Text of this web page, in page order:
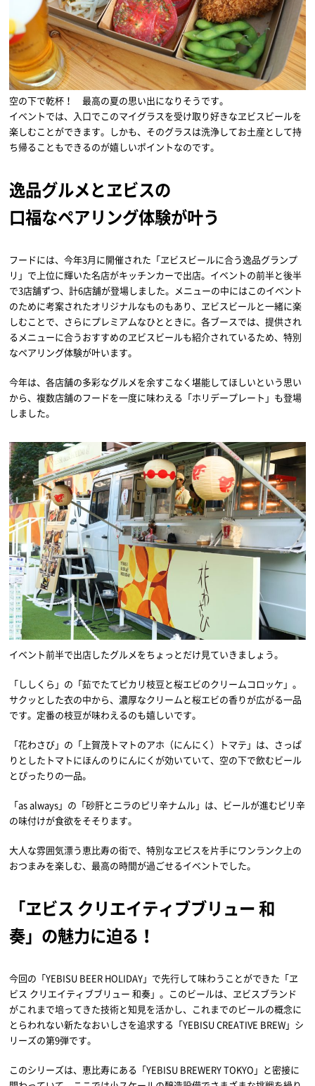
空の下で乾杯！ 最高の夏の思い出になりそうです。
イベントでは、入口でこのマイグラスを受け取り好きなヱビスビールを
楽しむことができます。しかも、そのグラスは洗浄してお土産として持
ち帰ることもできるのが嬉しいポイントなのです。
逸品グルメとヱビスの
口福なペアリング体験が叶う
フードには、今年3月に開催された「ヱビスビールに合う逸品グランプ
リ」で上位に輝いた名店がキッチンカーで出店。イベントの前半と後半
で3店舗ずつ、計6店舗が登場しました。メニューの中にはこのイベント
のために考案されたオリジナルなものもあり、ヱビスビールと一緒に楽
しむことで、さらにプレミアムなひとときに。各ブースでは、提供され
るメニューに合うおすすめのヱビスビールも紹介されているため、特別
なペアリング体験が叶います。
今年は、各店舗の多彩なグルメを余すこなく堪能してほしいという思い
から、複数店舗のフードを一度に味わえる「ホリデープレート」も登場
しました。
イベント前半で出店したグルメをちょっとだけ見ていきましょう。
「ししくら」の「茹でたてピカリ枝豆と桜エビのクリームコロッケ」。
サクッとした衣の中から、濃厚なクリームと桜エビの香りが広がる一品
です。定番の枝豆が味わえるのも嬉しいです。
「花わさび」の「上賀茂トマトのアホ（にんにく）トマテ」は、さっぱ
りとしたトマトにほんのりにんにくが効いていて、空の下で飲むビール
とぴったりの一品。
「as always」の「砂肝とニラのピリ辛ナムル」は、ビールが進むピリ辛
の味付けが食欲をそそります。
大人な雰囲気漂う恵比寿の街で、特別なヱビスを片手にワンランク上の
おつまみを楽しむ、最高の時間が過ごせるイベントでした。
「ヱビス クリエイティブブリュー 和
奏」の魅力に迫る！
今回の「YEBISU BEER HOLIDAY」で先行して味わうことができた「ヱ
ビス クリエイティブブリュー 和奏」。このビールは、ヱビスブランド
がこれまで培ってきた技術と知見を活かし、これまでのビールの概念に
とらわれない新たなおいしさを追求する「YEBISU CREATIVE BREW」シ
リーズの第9弾です。
このシリーズは、恵比寿にある「YEBISU BREWERY TOKYO」と密接に